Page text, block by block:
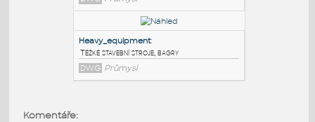
Vehicles-Construction
Stavební stroje, jeřáby, bagry, buldozery,
náklaďáky
DWG Průmyslová
Komentáře: